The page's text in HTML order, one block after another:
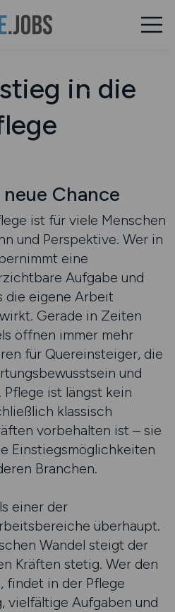
in die
Chance
ist für viele Menschen
und Perspektive. Wer in
eine
Aufgabe und
die eigene Arbeit
Gerade in Zeiten
öffnen immer mehr
für Quereinsteiger, die
und
ist längst kein
klassisch
vorbehalten ist – sie
Einstiegsmöglichkeiten
Branchen.
einer der
überhaupt.
Wandel steigt der
Kräften stetig. Wer den
findet in der Pflege
vielfältige Aufgaben und